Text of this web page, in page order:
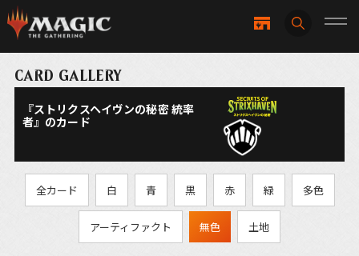
CARD GALLERY
『ストリクスヘイヴンの秘密 統率
者』のカード
全カード 白 青 黒 赤 緑 多色
アーティファクト 無色 土地